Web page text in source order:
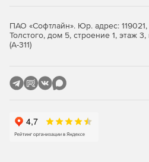
ПАО «Софтлайн». Юр. адрес:
Толстого, дом 5, строение 1, этаж
(А-311)